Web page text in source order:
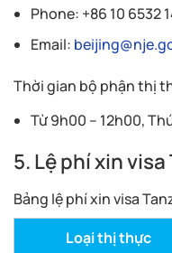
Phone: +86 10 6532
Email:
Thời gian bộ phận thị
Từ 9h00 – 12h00,
5. Lệ phí xin
Bảng lệ phí xin visa
Loại thị thực